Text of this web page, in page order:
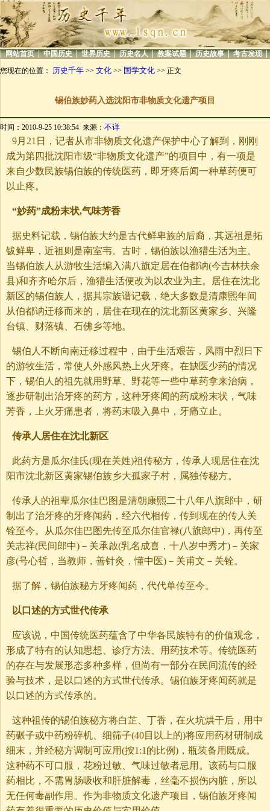
| 网站首页 | 中国历史 | 世界历史 | 历史名人 | 教案试题 | 历史故事 | 考古发现 |
您现在的位置： 历史千年 >> 文化 >> 国学文化 >> 正文
锡伯族妙药入选沈阳市非物质文化遗产项目
时间：2010-9-25 10:38:54 来源： 不详
9月21日，记者从市非物质文化遗产保护中心了解到，刚刚
成为第四批沈阳市级“非物质文化遗产”的项目中，有一项是
来自少数民族锡伯族的传统医药，即牙疼后闻一种草药便可
以止疼。
“妙药”成粉末状,气味芳香
据史料记载，锡伯族大约是古代鲜卑族的后裔，其远祖是拓
钹鲜卑，近祖则是南室韦。古时，锡伯族以渔猎生活为主。
当锡伯族人从游牧生活编入满八旗定居在伯都讷(今吉林扶余
县)和齐齐哈尔后，渔猎生活便改为以农业为主。居住在沈北
新区的锡伯族人，据其宗族谱记载，绝大多数是清康熙年间
从伯都讷迁移而来的，居住在现在的沈北新区黄家乡、兴隆
台镇、财落镇、石佛乡等地。
锡伯人不断向南迁移过程中，由于生活艰苦，风雨中烈日下
的游牧生活，常使人外感风热上火牙疼。在缺医少药的情况
下，锡伯人的祖先就用野草、野花等一些中草药拿来治病，
逐步研制出治牙疼的药方，这种牙疼闻的药成粉末状，气味
芳香，上火牙痛患者，将药末吸入鼻中，牙痛立止。
传承人居住在沈北新区
此药方是瓜尔佳氏(现在关姓)祖传秘方，传承人现居住在沈
阳市沈北新区黄家锡伯族乡大孤家子村，属独传秘方。
传承人的祖辈瓜尔佳巴图是清朝康熙二十八年八旗郎中，研
制出了治牙疼的牙疼闻药，经六代相传，传到现在的传人关
铨至今。从瓜尔佳巴图先传至瓜尔佳官禄(八旗郎中)，再传至
关志祥(民间郎中)－关承啟(乳名成喜，十八岁中秀才)－关家
彦(号心哲，当教师，善针灸，懂中医)－关甫文－关铨。
据了解，锡伯族秘方牙疼闻药，代代单传至今。
以口述的方式世代传承
应该说，中国传统医药蕴含了中华各民族特有的价值观念，
形成了特有的认知思想、诊疗方法、用药技术等。传统医药
的存在与发展形态多种多样，但尚有一部分在民间流传的经
验与技术，是以口述的方式世代传承。锡伯族牙疼闻药就是
以口述的方式传承的。
这种祖传的锡伯族秘方将白芷、丁香，在火坑烘干后，用中
药碾子或中药粉碎机、细筛子(40目以上的)将应用药材研制成
细末，并经秘方调制可应用(按1:1的比例)，瓶装备用既成。
这种药不可口服，花粉过敏、气味过敏者忌用。该药与口服
药相比，不需胃肠吸收和肝脏解毒，丝毫不损伤内脏，所以
无任何毒副作用。作为非物质文化遗产项目，锡伯族牙疼闻